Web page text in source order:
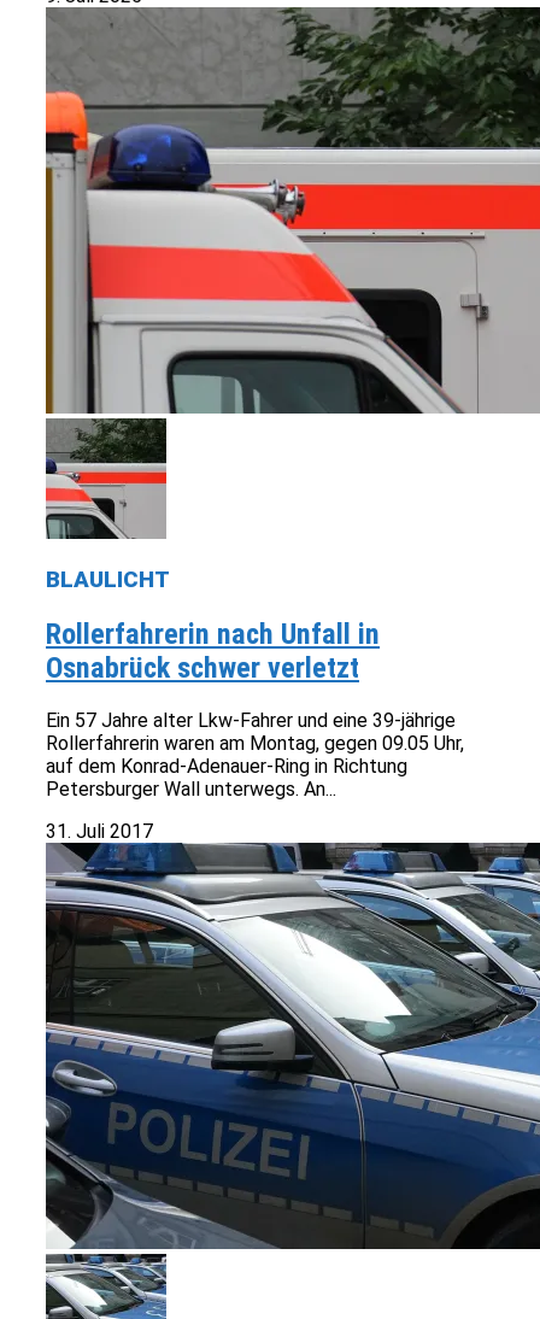
BLAULICHT
Rollerfahrerin nach Unfall in
Osnabrück schwer verletzt
Ein 57 Jahre alter Lkw-Fahrer und eine 39-jährige
Rollerfahrerin waren am Montag, gegen 09.05 Uhr,
auf dem Konrad-Adenauer-Ring in Richtung
Petersburger Wall unterwegs. An...
31. Juli 2017